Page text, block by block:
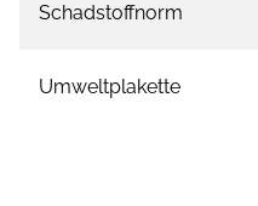
Schadstoffnorm
Umweltplakette